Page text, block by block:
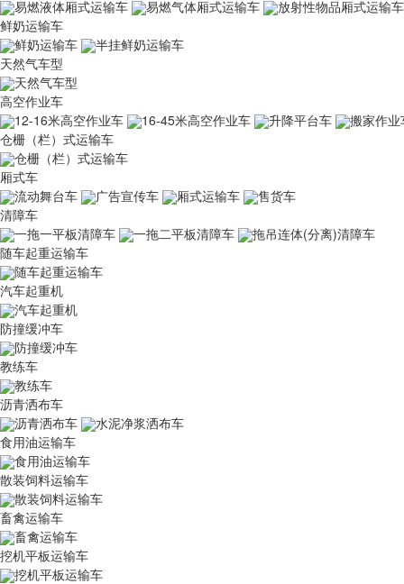
易燃液体厢式运输车
易燃气体厢式运输车
放射性物品厢式运输车
鲜奶运输车
鲜奶运输车
半挂鲜奶运输车
天然气车型
天然气车型
高空作业车
12-16米高空作业车
16-45米高空作业车 升降平台车
搬家作业
仓栅（栏）式运输车
仓栅（栏）式运输车
厢式车
流动舞台车
广告宣传车 厢式运输车
售货车
清障车
一拖一平板清障车
一拖二平板清障车
拖吊连体(分离)清障车
随车起重运输车
随车起重运输车
汽车起重机
汽车起重机
防撞缓冲车
防撞缓冲车
教练车
教练车
沥青洒布车
沥青洒布车
水泥净浆洒布车
食用油运输车
食用油运输车
散装饲料运输车
散装饲料运输车
畜禽运输车
畜禽运输车
挖机平板运输车
挖机平板运输车